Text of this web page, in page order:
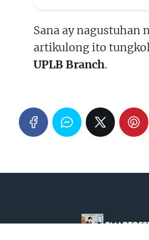
Sana ay nagustuhan
artikulong ito
UPLB Branch.